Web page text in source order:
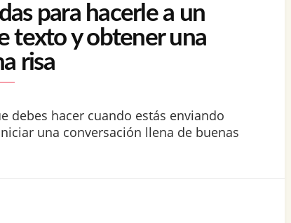
para hacerle a un
texto y obtener una
risa
debes hacer cuando estás enviando
una conversación llena de buenas